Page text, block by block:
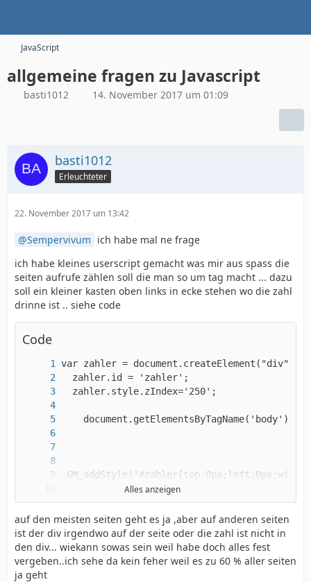
JavaScript
allgemeine fragen zu Javascript
basti1012 14. November 2017 um 01:09
basti1012
Erleuchteter
22. November 2017 um 13:42
Sempervivum ich habe mal ne frage
ich habe kleines userscript gemacht was mir aus spass die
seiten aufrufe zählen soll die man so um tag macht ... dazu
soll ein kleiner kasten oben links in ecke stehen wo die zahl
drinne ist .. siehe code
Code
GM_setValue("zahler",a)
Alles anzeigen
auf den meisten seiten geht es ja ,aber auf anderen seiten
ist der div irgendwo auf der seite oder die zahl ist nicht in
den div... wiekann sowas sein weil habe doch alles fest
vergeben..ich sehe da kein feher weil es zu 60 % aller seiten
ja geht